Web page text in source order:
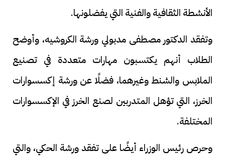
الأنشطة الثقافية والفنية التي يفضلونها.
وتفقد الدكتور مصطفى مدبولي ورشة الكروشيه، وأوضح
الطلاب أنهم يكتسبون مهارات متعددة في تصنيع
الملابس والشنط وغيرهما، فضلًا عن ورشة إكسسوارات
الخرز، التي تؤهل المتدربين لصنع الخرز في الإكسسوارات
المختلفة.
وحرص رئيس الوزراء أيضًا على تفقد ورشة الحكي، والتي